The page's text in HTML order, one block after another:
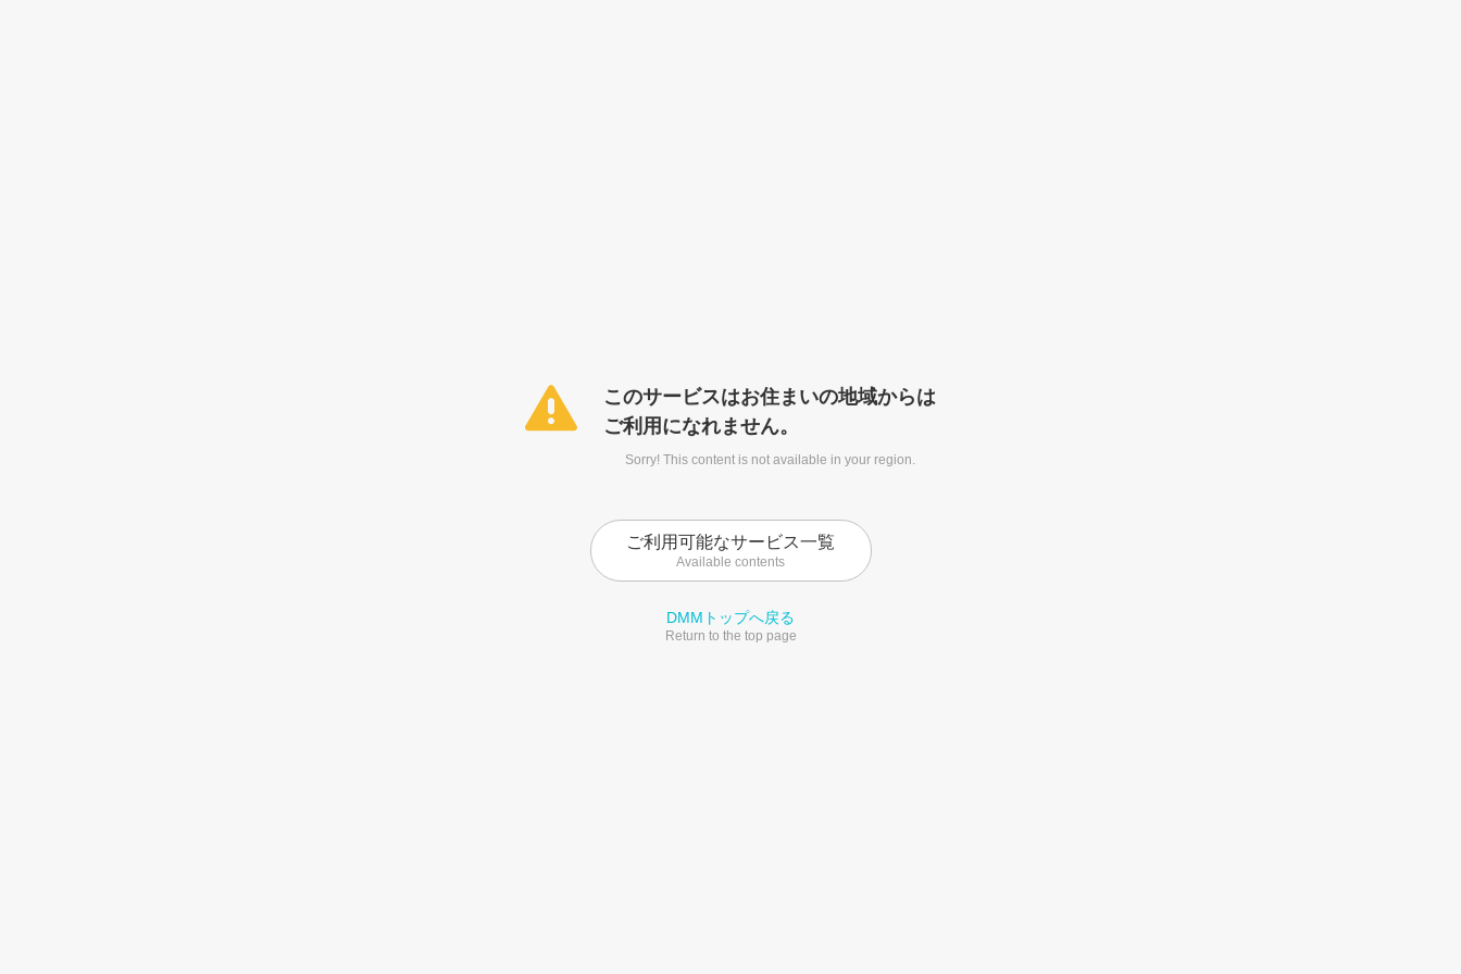
このサービスはお住まいの地域からは
ご利用になれません。
Sorry! This content is not available in your region.
ご利用可能なサービス一覧
Available contents
DMMトップへ戻る
Return to the top page